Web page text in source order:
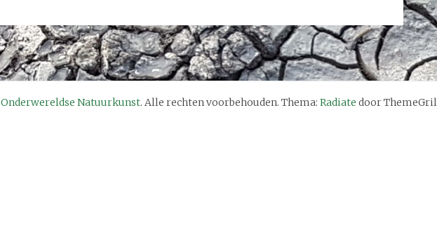
Onderwereldse Natuurkunst. Alle rechten voorbehouden. Thema: Radiate door